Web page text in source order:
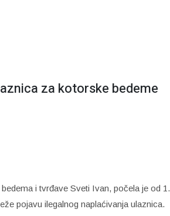
za kotorske bedeme
i tvrđave Sveti Ivan, počela je od 1.
pojavu ilegalnog naplaćivanja ulaznica.